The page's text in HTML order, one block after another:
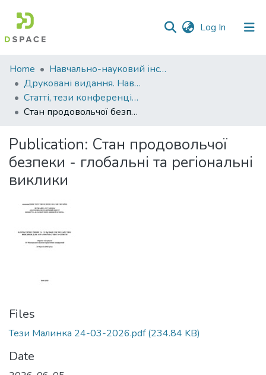
Log In (current)
Communities
&
Collections
All of DSpace
Statistics
Home
Навчально-науковий інститут агротехнологій, селекції та екології
Друковані видання. Навчально-науковий інститут агротехнологій, селекції та екології
Статті, тези конференцій. Навчально-науковий інститут агротехнологій, селекції та екології
Стан продовольчої безпеки - глобальні та регіональні виклики
Publication: Стан продовольчої
безпеки - глобальні та регіональні
виклики
Files
Тези Малинка 24-03-2026.pdf(234.84 KB)
Date